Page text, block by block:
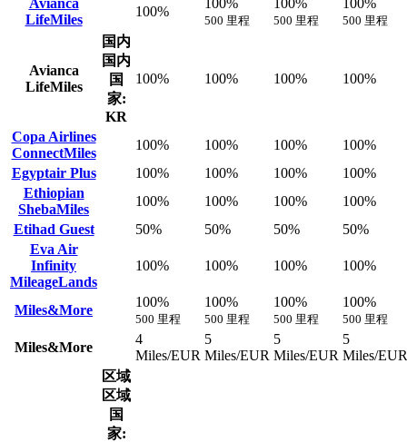
LifeMiles
100%
500 里程 500 里程 500 里程
Avianca
LifeMiles
国内
国内
国
家:
KR
100% 100% 100% 100%
Copa Airlines
ConnectMiles
100% 100% 100%
100%
Egyptair Plus
100% 100% 100%
100%
Ethiopian
ShebaMiles
100% 100% 100%
100%
Etihad Guest
50% 50% 50%
50%
Eva Air
Infinity
MileageLands
100% 100% 100% 100%
Miles&More
100%
500 里程
100%
500 里程
100%
500 里程
100%
500 里程
Miles&More
4
Miles/EUR
5
Miles/EUR
5
Miles/EUR
5
Miles/EUR
区域
区域
国
家: